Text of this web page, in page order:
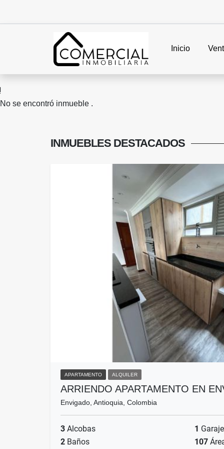
Inicio
No se encontró inmueble .
INMUEBLES DESTACADOS
APARTAMENTO ALQUILER
ARRIENDO APARTAMENTO EN
Envigado, Antioquia, Colombia
3 Alcobas 1 Garaje
2 Baños 107